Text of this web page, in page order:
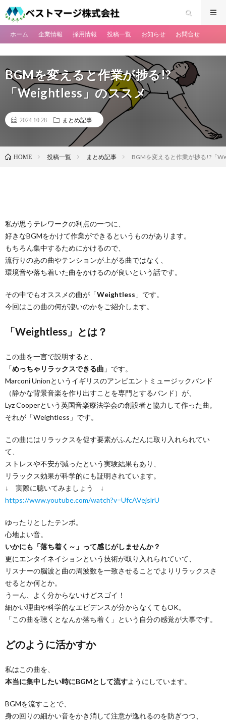
ホーム 企業情報 採用情報 投稿一覧 お知らせ お問合せ
BGMを変えると作業が捗る!?
「Weightless」のススメ
2024.10.28 まとめ記事
HOME 投稿一覧 まとめ記事 BGMを変えると作業が捗る!?「
私が思うテレワークの利点の一つに、
好きなBGMをかけて作業ができるというものがあります。
もちろん集中するためにかけるので、
流行りのあの曲やテンションが上がる曲ではなく、
環境音や落ち着いた曲をかけるのが良いという話です。
その中でもオススメの曲が「Weightless 」です。
今回はこの曲の何が凄いのかをご紹介します。
「Weightless」とは？
この曲を一言で説明すると、
「めっちゃリラックスできる曲 」です。
Marconi Unionというイギリスのアンビエントミュージックバンド
（静かな背景音楽を作り出すことを専門とするバンド）が、
Lyz Cooperという英国音楽療法学会の創設者と協力して作った曲。
それが「Weightless」です。
この曲にはリラックスを促す要素がふんだんに取り入れられてい
て、
ストレスや不安が減ったという実験結果もあり、
リラックス効果が科学的にも証明されています。
↓ 実際に聴いてみましょう ↓
https://www.youtube.com/watch?v=UfcAVejslrU
ゆったりとしたテンポ。
心地よい音。
いかにも「落ち着く～」って感じがしませんか？
更にエンタイネイションという技術が取り入れられていて、
リスナーの脳波と曲の周波数を一致させることでよりリラックスさ
せるとか何とか。
うーん、よく分からないけどスゴイ！
細かい理由や科学的なエビデンスが分からなくてもOK。
「この曲を聴くとなんか落ち着く」という自分の感覚が大事です。
どのように活かすか
私はこの曲を、
本当に集中したい時にBGMとして流すようにしています。
BGMを流すことで、
身の回りの細かい音をかき消して注意が逸れるのを防ぎつつ、